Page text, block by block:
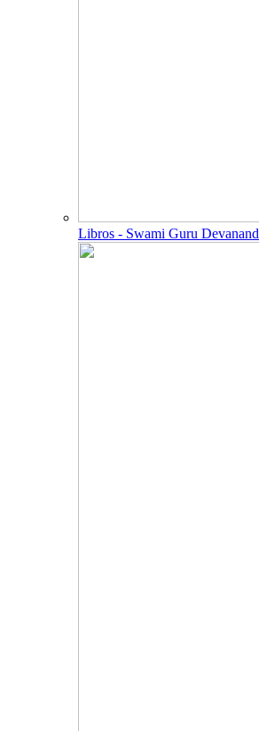
Libros - Swami Guru Devanand